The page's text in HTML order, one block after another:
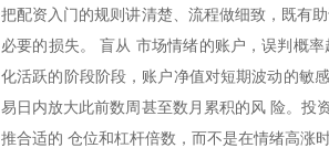
把配资入门的规则讲清楚、流程做细致，既有
必要的损失。 盲从 市场情绪的账户，误判概
化活跃的阶段阶段，账户净值对短期波动的敏
易日内放大此前数周甚至数月累积的风 险。投
推合适的 仓位和杠杆倍数，而不是在情绪高涨